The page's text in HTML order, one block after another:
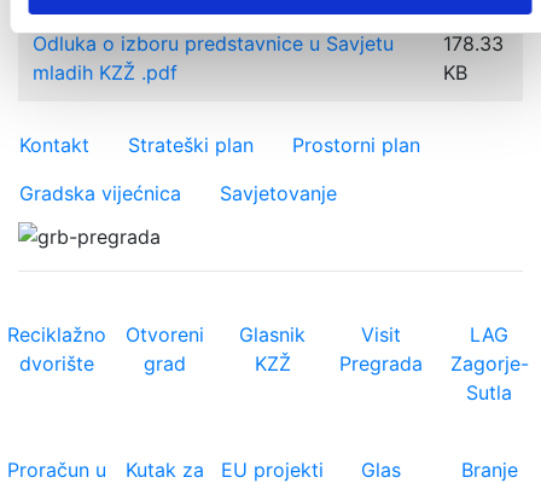
Odluka o izboru predstavnice u Savjetu
mladih KZŽ .pdf
178.33
KB
Važniji linkovi
Kontakt Strateški plan
Prostorni plan
Gradska vijećnica
Savjetovanje
Reciklažno
dvorište
Otvoreni
grad
Glasnik
KZŽ
Visit
Pregrada
LAG
Zagorje-
Sutla
Proračun u
Kutak za
EU projekti
Glas
Branje